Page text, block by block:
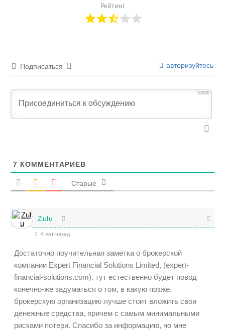
Рейтинг
Подписаться авторизуйтесь
10000
7 КОММЕНТАРИЕВ
Старые
Zulu
4 лет назад
Достаточно поучительная заметка о брокерской
компании Expert Financial Solutions Limited, (expert-
financial-solutions.com). тут естественно будет повод
конечно-же задуматься о том, в какую позже.
брокерскую организацию лучше стоит вложить свои
денежные средства, причем с самым минимальными
рисками потери. Спасибо за информацию, но мне